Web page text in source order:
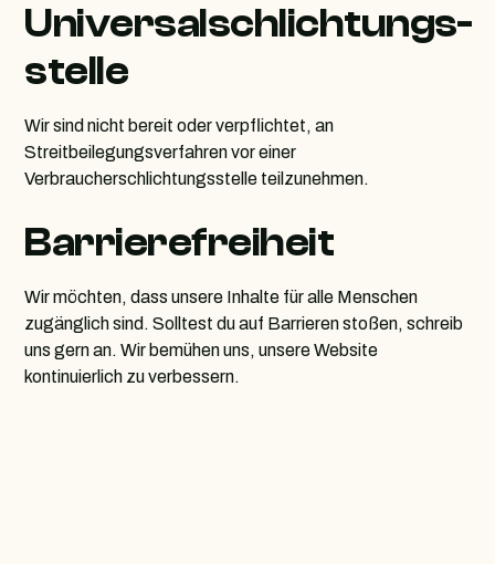
Universalschlichtungs­
stelle
Wir sind nicht bereit oder verpflichtet, an
Streitbeilegungsverfahren vor einer
Verbraucherschlichtungsstelle teilzunehmen.
Barrierefreiheit
Wir möchten, dass unsere Inhalte für alle Menschen
zugänglich sind. Solltest du auf Barrieren stoßen, schreib
uns gern an. Wir bemühen uns, unsere Website
kontinuierlich zu verbessern.